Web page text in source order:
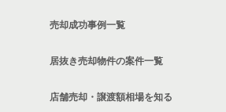
き売却物件の案件一覧
売却成功事例一覧
居抜き売却物件の案件一覧
店舗売却・譲渡額相場を知る